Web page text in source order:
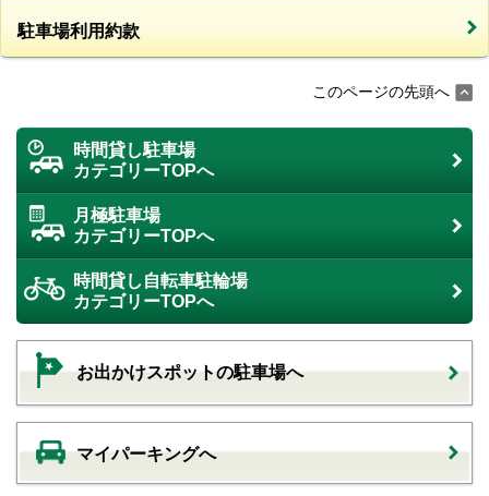
駐車場利用約款
このページの先頭へ
時間貸し駐車場
カテゴリーTOPへ
月極駐車場
カテゴリーTOPへ
時間貸し自転車駐輪場
カテゴリーTOPへ
お出かけスポットの駐車場へ
マイパーキングへ